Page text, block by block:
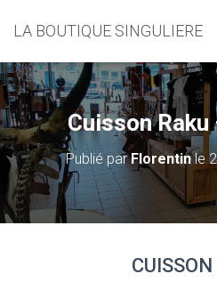
LA BOUTIQUE SINGULIERE
Cuisson
Publié parFlorentinle